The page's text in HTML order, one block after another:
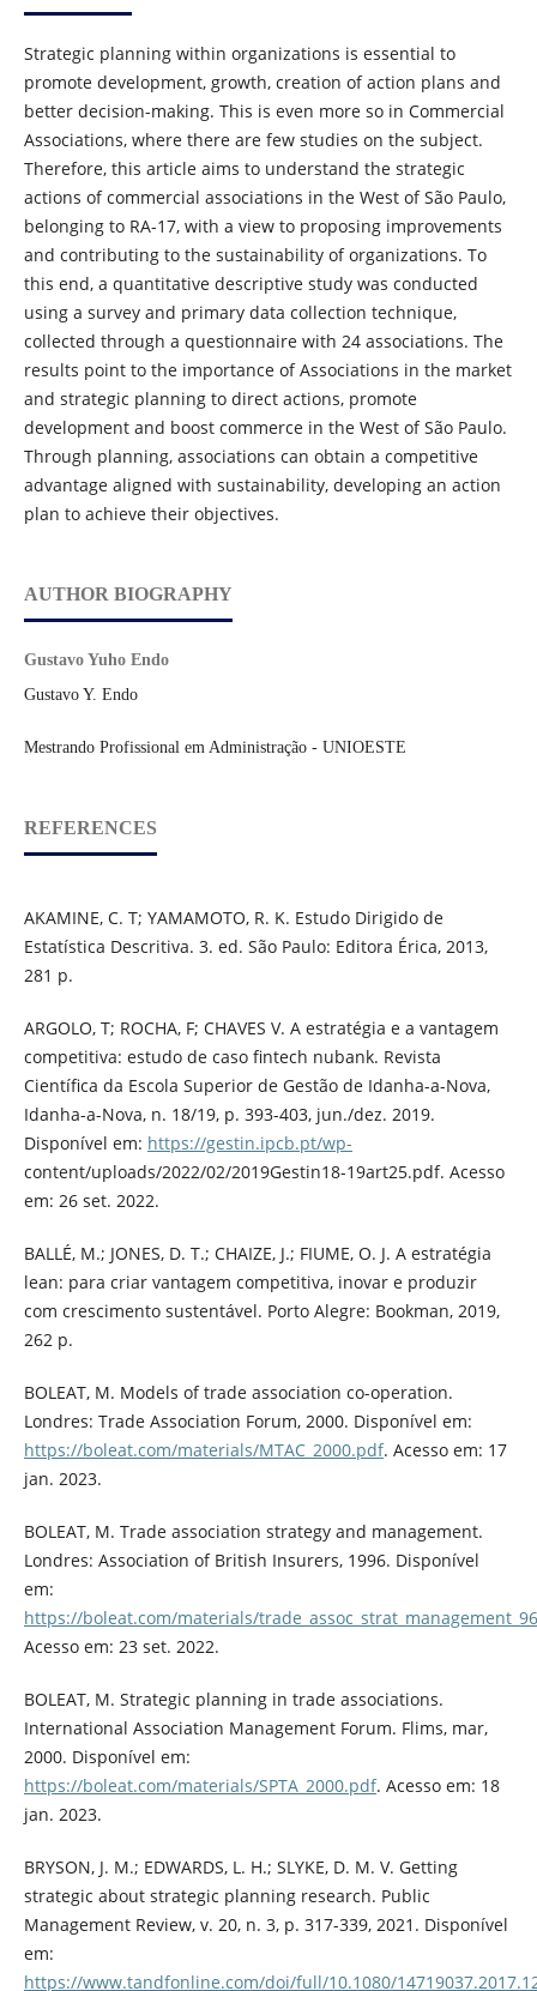
Strategic planning within organizations is essential to
promote development, growth, creation of action plans and
better decision-making. This is even more so in Commercial
Associations, where there are few studies on the subject.
Therefore, this article aims to understand the strategic
actions of commercial associations in the West of São Paulo,
belonging to RA-17, with a view to proposing improvements
and contributing to the sustainability of organizations. To
this end, a quantitative descriptive study was conducted
using a survey and primary data collection technique,
collected through a questionnaire with 24 associations. The
results point to the importance of Associations in the market
and strategic planning to direct actions, promote
development and boost commerce in the West of São Paulo.
Through planning, associations can obtain a competitive
advantage aligned with sustainability, developing an action
plan to achieve their objectives.
AUTHOR BIOGRAPHY
Gustavo Yuho Endo
Gustavo Y. Endo
Mestrando Profissional em Administração - UNIOESTE
REFERENCES
AKAMINE, C. T; YAMAMOTO, R. K. Estudo Dirigido de
Estatística Descritiva. 3. ed. São Paulo: Editora Érica, 2013,
281 p.
ARGOLO, T; ROCHA, F; CHAVES V. A estratégia e a vantagem
competitiva: estudo de caso fintech nubank. Revista
Científica da Escola Superior de Gestão de Idanha-a-Nova,
Idanha-a-Nova, n. 18/19, p. 393-403, jun./dez. 2019.
Disponível em: https://gestin.ipcb.pt/wp-
content/uploads/2022/02/2019Gestin18-19art25.pdf. Acesso
em: 26 set. 2022.
BALLÉ, M.; JONES, D. T.; CHAIZE, J.; FIUME, O. J. A estratégia
lean: para criar vantagem competitiva, inovar e produzir
com crescimento sustentável. Porto Alegre: Bookman, 2019,
262 p.
BOLEAT, M. Models of trade association co-operation.
Londres: Trade Association Forum, 2000. Disponível em:
https://boleat.com/materials/MTAC_2000.pdf. Acesso em: 17
jan. 2023.
BOLEAT, M. Trade association strategy and management.
Londres: Association of British Insurers, 1996. Disponível
em:
https://boleat.com/materials/
Acesso em: 23 set. 2022.
BOLEAT, M. Strategic planning in trade associations.
International Association Management Forum. Flims, mar,
2000. Disponível em:
https://boleat.com/materials/SPTA_2000.pdf. Acesso em: 18
jan. 2023.
BRYSON, J. M.; EDWARDS, L. H.; SLYKE, D. M. V. Getting
strategic about strategic planning research. Public
Management Review, v. 20, n. 3, p. 317-339, 2021. Disponível
em:
https://www.tandfonline.com/doi/full/10.1080/